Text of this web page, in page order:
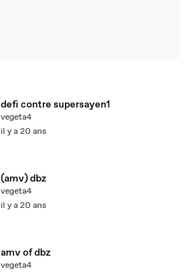
defi contre supersayen1
vegeta4
il y a 20 ans
(amv) dbz
vegeta4
il y a 20 ans
amv of dbz
vegeta4